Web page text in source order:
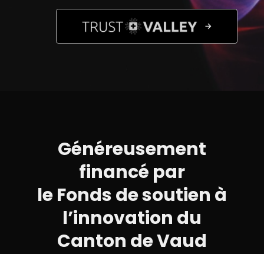
Généreusement
financé par
le Fonds de soutien à
l’innovation du
Canton de Vaud